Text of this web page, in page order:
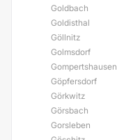
Goldbach
Goldisthal
Göllnitz
Golmsdorf
Gompertshausen
Göpfersdorf
Görkwitz
Görsbach
Gorsleben